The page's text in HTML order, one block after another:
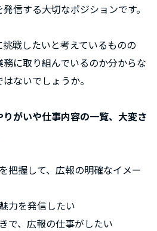
信する大切なポジションです。
戦したいと考えているものの
務に取り組んでいるのか分からな
ないでしょうか。
りがいや仕事内容の一覧、大変さ
把握して、広報の明確なイメー
力を発信したい
で、広報の仕事がしたい